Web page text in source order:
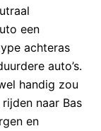
een
achteras
auto’s.
handig zou
naar Bas
en